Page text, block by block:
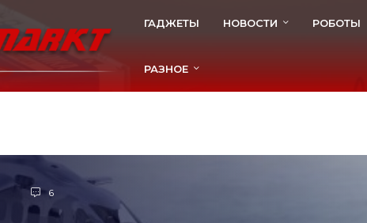
ГАДЖЕТЫ НОВОСТИ РОБОТЫ
РАЗНОЕ
6